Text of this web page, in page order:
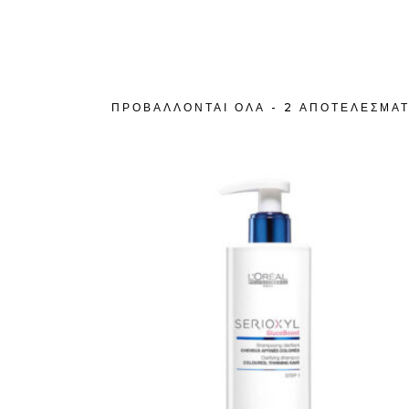
ΠΡΟΒΆΛΛΟΝΤΑΙ ΌΛΑ - 2